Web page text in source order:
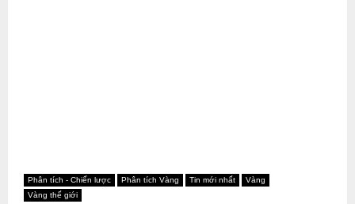
Phân tích - Chiến lược Phân tích Vàng Tin mới nhất
Vàng
Vàng thế giới